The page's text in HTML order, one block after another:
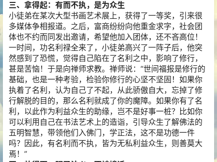
三、拿得起：有而不执，是为众生
小徒弟在某次大型书画艺术展上，获得了一等奖，引来很
多媒体争相报道。之后，富商纷纷向他重金求字，社会团
体也不约而同发出邀请，希望他加入团体，还不吝高位！
一时间，功名利禄全来了，小徒弟高兴了一阵子后，他突
然感到了恐慌，觉得自己陷在了名利之中，影响了修行，
甚是苦恼！于是向禅师求教。禅师说：“世间福报是修行的
基础，也是一种考验，检验你修行的心坚不坚固！如果你
执着了名利，认为自己了不起，从此骄傲自大，忘掉了修
行解脱的目的，那么名利就成了你的魔障。如果你有了名
利，以此作为利益众生的助缘，岂不是好事一桩？比如你
可以利用自己在书法艺术上的造诣，引导众生了解佛法的
五明智慧，带领他们入佛门，学正法，这不是功德一件
吗？因此，有名利而不执，皆为无私利益众生，则善莫大
焉！”